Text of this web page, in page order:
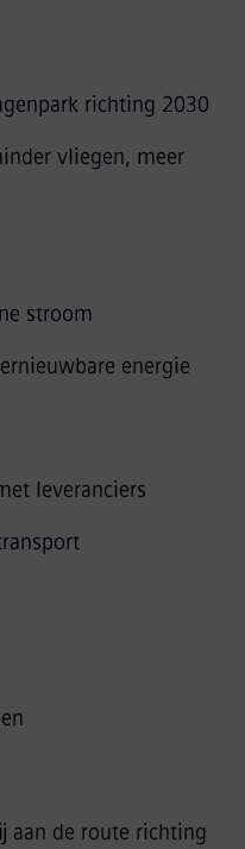
richting 2030
vliegen, meer
stroom
energie
leveranciers
aan de route richting